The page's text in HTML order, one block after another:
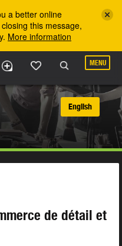
a better online
this message,
More information
MENU
English
de détail et